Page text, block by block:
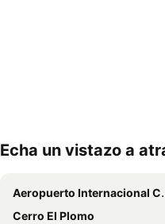
Echa un vistazo a
Aeropuerto Internacional Comodoro Arturo Merino Benítez
Cerro El Plomo